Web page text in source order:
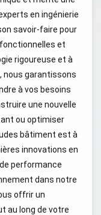
en ingénierie
savoir-faire pour
et
rigoureuse et à
nous garantissons
à vos besoins
une nouvelle
ou optimiser
bâtiment est à
innovations en
performance
dans notre
offrir un
au long de votre